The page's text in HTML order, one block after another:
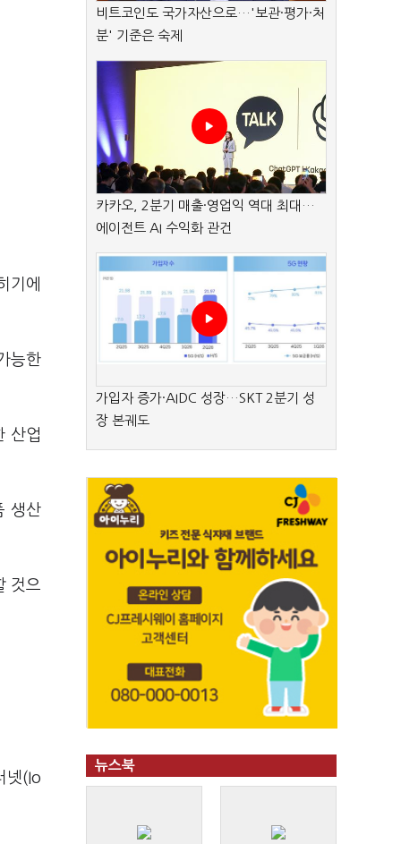
기에
능한
산업
생산
것으
넷(Io
비트코인도 국가자산으로…'보관·평가·처
분' 기준은 숙제
카카오, 2분기 매출·영업익 역대 최대…
에이전트 AI 수익화 관건
가입자 증가·AIDC 성장…SKT 2분기 성
장 본궤도
뉴스북